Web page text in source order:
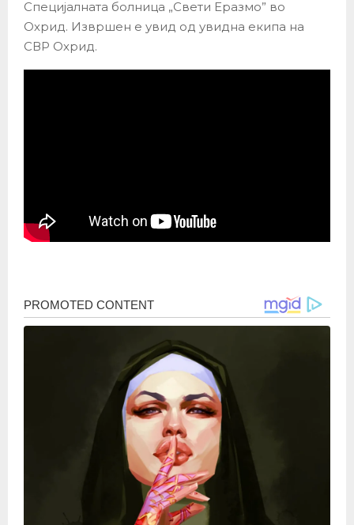
Специјалната болница „Свети Еразмо” во
Охрид. Извршен е увид од увидна екипа на
СВР Охрид.